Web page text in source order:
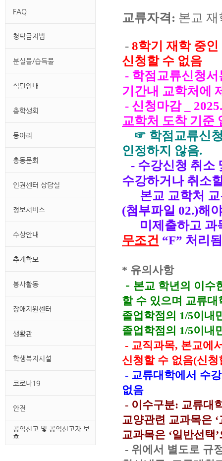
FAQ
청탁금지법
분실물/습득물
식단안내
총학생회
동아리
총동문회
인권센터 상담실
정보서비스
수상안내
추계학보
봉사활동
장애지원센터
생활관
학생복지시설
코로나19
안전
공익신고 및 공익신고자 보
호
교류자격: 본교
- 8학기 재학 중
신청할 수 없음
- 학점교류신청
기간내 교학처에
- 신청마감 _
교학처 도착 기준
☞ 학점교류신
인정하지 않음.
- 수강신청 취소
수강하거나 취소
본교 교학처 교
(첨부파일 02.)해
미제출하고 과
무조건 “F” 처리
* 유의사항
- 본교 학년의 이수
할 수 있으며 교류
졸업학점의 1/5이내
졸업학점의 1/5이내
- 교직과목, 본교에
신청할 수 없음(신
- 교류대학에서 수
없음
- 이수구분: 교류대
교양관련 교과목은
교과목은 ‘일반선택
- 위에서 별도로 규